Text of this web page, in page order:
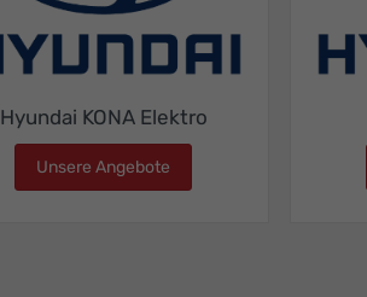
Hyundai KONA Elektro
Unsere Angebote